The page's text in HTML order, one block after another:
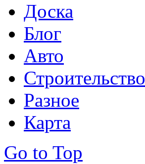
Доска
Блог
Авто
Строительство
Разное
Карта
Go to Top